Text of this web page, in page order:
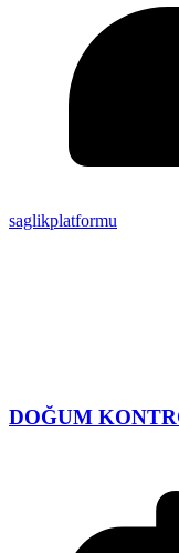
saglikplatformu
DOĞUM